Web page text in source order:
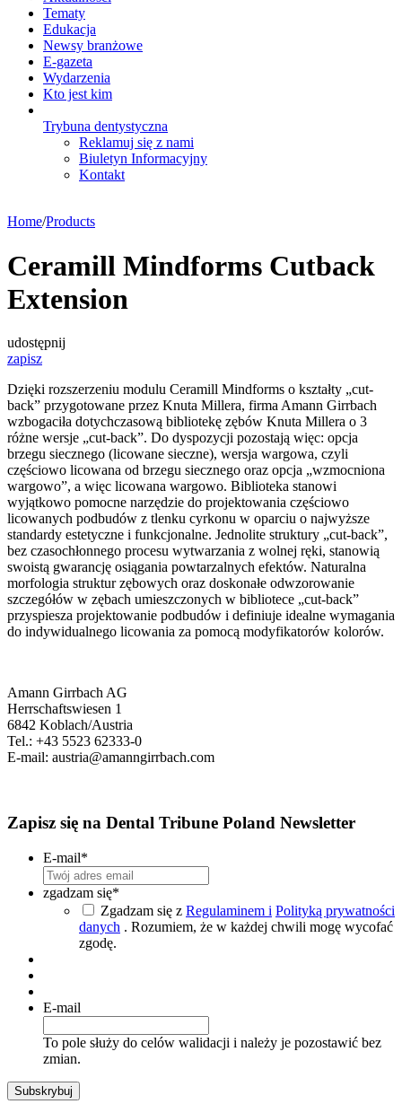
Tematy
Edukacja
Newsy branżowe
E-gazeta
Wydarzenia
Kto jest kim
Trybuna dentystyczna
Reklamuj się z nami
Biuletyn Informacyjny
Kontakt
Home/Products
Ceramill Mindforms Cutback
Extension
udostępnij
zapisz
Dzięki rozszerzeniu modulu Ceramill Mindforms o kształty „cut-
back” przygotowane przez Knuta Millera, firma Amann Girrbach
wzbogaciła dotychczasową bibliotekę zębów Knuta Millera o 3
różne wersje „cut-back”. Do dyspozycji pozostają więc: opcja
brzegu siecznego (licowane sieczne), wersja wargowa, czyli
częściowo licowana od brzegu siecznego oraz opcja „wzmocniona
wargowo”, a więc licowana wargowo. Biblioteka stanowi
wyjątkowo pomocne narzędzie do projektowania częściowo
licowanych podbudów z tlenku cyrkonu w oparciu o najwyższe
standardy estetyczne i funkcjonalne. Jednolite struktury „cut-back”,
bez czasochłonnego procesu wytwarzania z wolnej ręki, stanowią
swoistą gwarancję osiągania powtarzalnych efektów. Naturalna
morfologia struktur zębowych oraz doskonałe odwzorowanie
szczegółów w zębach umieszczonych w bibliotece „cut-back”
przyspiesza projektowanie podbudów i definiuje idealne wymagania
do indywidualnego licowania za pomocą modyfikatorów kolorów.
Amann Girrbach AG
Herrschaftswiesen 1
6842 Koblach/Austria
Tel.: +43 5523 62333-0
E-mail: austria@amanngirrbach.com
Zapisz się na Dental Tribune Poland Newsletter
E-mail*
zgadzam się*
Zgadzam się z Regulaminem i Polityką prywatności
danych . Rozumiem, że w każdej chwili mogę wycofać
zgodę.
E-mail
To pole służy do celów walidacji i należy je pozostawić bez
zmian.